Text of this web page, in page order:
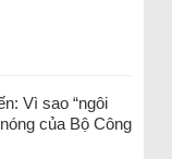
Vì sao “ngôi
của Bộ Công